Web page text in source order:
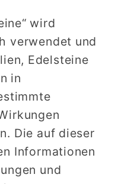
wird
verwendet und
Edelsteine
in
Die auf dieser
Informationen
und